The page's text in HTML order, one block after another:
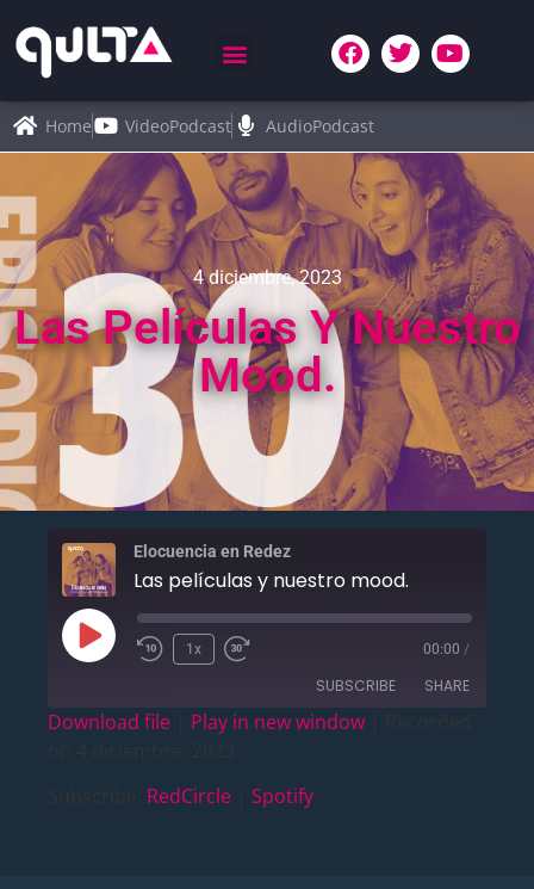
Home VideoPodcast AudioPodcast
4 diciembre, 2023
Las Películas Y Nuestro
Mood.
Elocuencia en Redez
Las películas y nuestro mood.
1x 00:00 /
SUBSCRIBE SHARE
Download file Play in new window
RedCircle Spotify